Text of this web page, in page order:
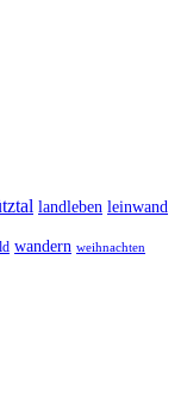
landleben leinwand
wandern weihnachten